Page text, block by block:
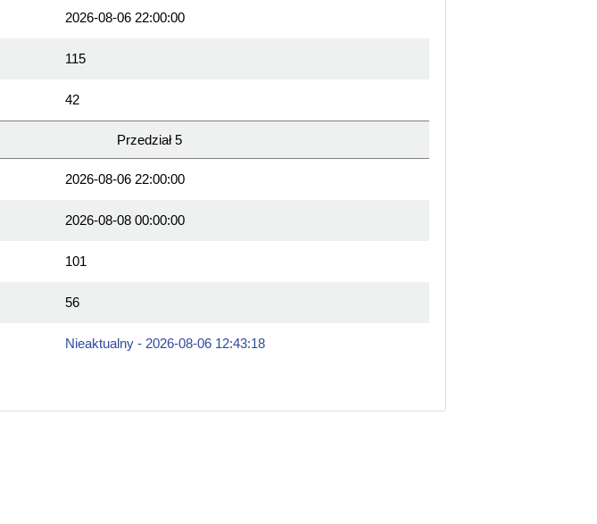
2026-08-06 22:00:00
115
42
Przedział 5
2026-08-06 22:00:00
2026-08-08 00:00:00
101
56
Nieaktualny - 2026-08-06 12:43:18